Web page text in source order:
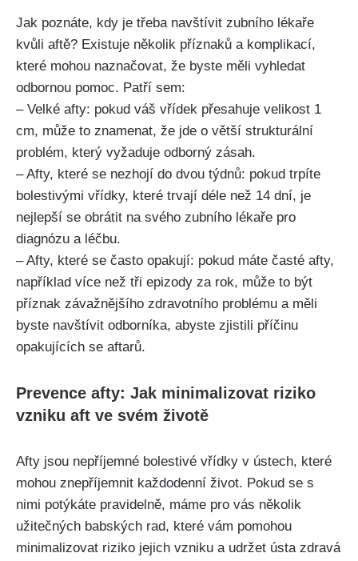
Jak poznáte, kdy je třeba navštívit zubního lékaře
kvůli aftě? Existuje několik příznaků a komplikací,
které mohou naznačovat, že byste⁤ měli vyhledat
odbornou pomoc. Patří sem:
– Velké afty: pokud váš vřídek přesahuje velikost 1
cm, ‌může to znamenat, že jde o větší strukturální
problém, který vyžaduje odborný zásah.
– Afty, které se nezhojí ⁤do dvou ⁣týdnů: pokud trpíte
bolestivými vřídky, které trvají déle než 14 dní, je
nejlepší se obrátit na svého zubního lékaře pro
diagnózu a léčbu.
– Afty, které ⁢se často opakují: pokud máte časté afty,
například ​více než tři epizody za rok, může to být
příznak závažnějšího⁤ zdravotního problému a měli
byste navštívit odborníka, abyste zjistili příčinu
opakujících se aftarů.
Prevence afty: Jak ‍minimalizovat‌ riziko
vzniku⁣ aft ve svém životě
Afty jsou ⁣nepříjemné bolestivé ‌vřídky v ústech, které
mohou znepříjemnit každodenní život. Pokud se s
nimi potýkáte pravidelně, máme pro vás několik
užitečných babských rad, které ⁢vám pomohou
minimalizovat riziko jejich ​vzniku a udržet ústa zdravá